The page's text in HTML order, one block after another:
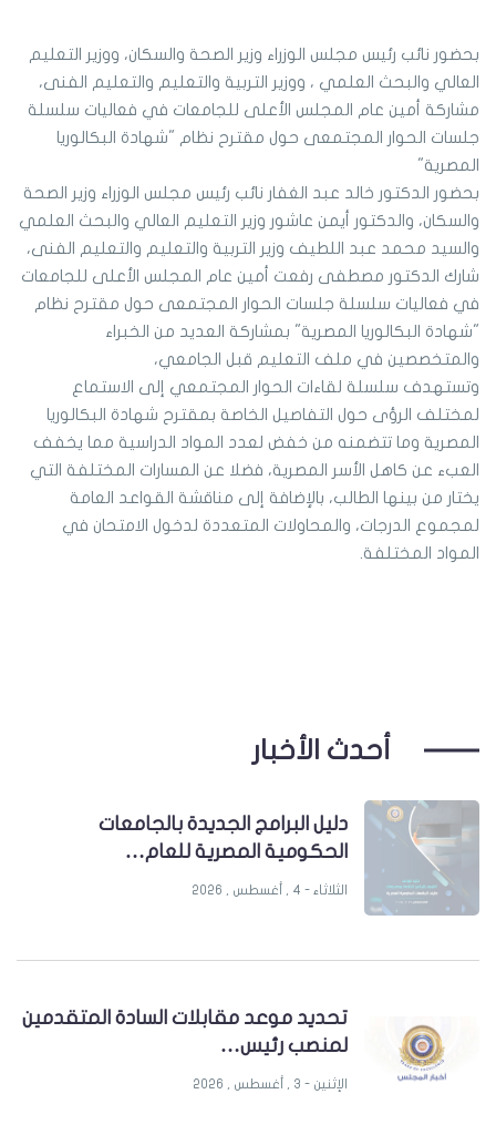
بحضور نائب رئيس مجلس الوزراء وزير الصحة والسكان، ووزير التعليم
العالي والبحث العلمي ، ووزير التربية والتعليم والتعليم الفنى،
مشاركة أمين عام المجلس الأعلى للجامعات في فعاليات سلسلة
جلسات الحوار المجتمعى حول مقترح نظام "شهادة البكالوريا
المصرية"
بحضور الدكتور خالد عبد الغفار نائب رئيس مجلس الوزراء وزير الصحة
والسكان، والدكتور أيمن عاشور وزير التعليم العالي والبحث العلمي
والسيد محمد عبد اللطيف وزير التربية والتعليم والتعليم الفنى،
شارك الدكتور مصطفى رفعت أمين عام المجلس الأعلى للجامعات
في فعاليات سلسلة جلسات الحوار المجتمعى حول مقترح نظام
"شهادة البكالوريا المصرية" بمشاركة العديد من الخبراء
والمتخصصين في ملف التعليم قبل الجامعي،
وتستهدف سلسلة لقاءات الحوار المجتمعي إلى الاستماع
لمختلف الرؤى حول التفاصيل الخاصة بمقترح شهادة البكالوريا
المصرية وما تتضمنه من خفض لعدد المواد الدراسية مما يخفف
العبء عن كاهل الأسر المصرية، فضلا عن المسارات المختلفة التي
يختار من بينها الطالب، بالإضافة إلى مناقشة القواعد العامة
لمجموع الدرجات، والمحاولات المتعددة لدخول الامتحان في
المواد المختلفة.
أحدث الأخبار
دليل البرامج الجديدة بالجامعات
الحكومية المصرية للعام…
الثلاثاء - 4 , أغسطس , 2026
تحديد موعد مقابلات السادة المتقدمين
لمنصب رئيس…
الإثنين - 3 , أغسطس , 2026